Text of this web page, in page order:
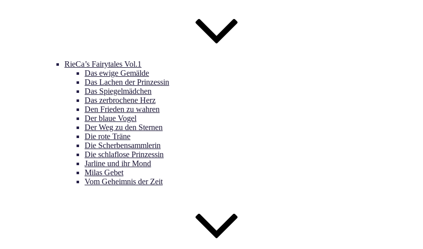
RieCa’s Fairytales Vol.1
Das ewige Gemälde
Das Lachen der Prinzessin
Das Spiegelmädchen
Das zerbrochene Herz
Den Frieden zu wahren
Der blaue Vogel
Der Weg zu den Sternen
Die rote Träne
Die Scherbensammlerin
Die schlaflose Prinzessin
Jarline und ihr Mond
Milas Gebet
Vom Geheimnis der Zeit